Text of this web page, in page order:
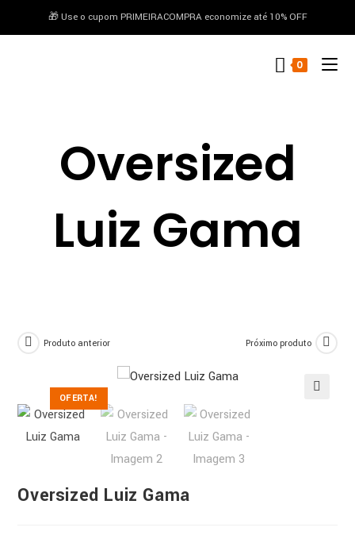
conteúdo🎁 Use o cupom PRIMEIRACOMPRA economize até 10% OFF
0
Oversized
Luiz Gama
OFERTA!
Produto anterior Próximo produto
Oversized Luiz Gama